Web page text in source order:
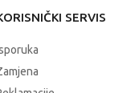
SERVIS